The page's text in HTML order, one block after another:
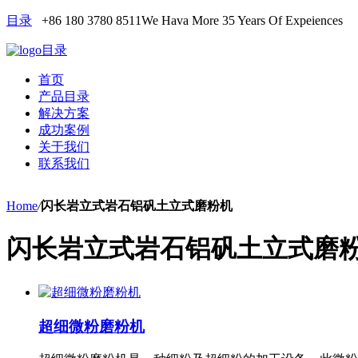
目录 +86 180 3780 8511We Hava More 35 Years Of Expeiences
目录
首页
产品目录
解决方案
成功案例
关于我们
联系我们
Home/闪长岩立式岩石铝矾土立式磨粉机
闪长岩立式岩石铝矾土立式磨
超细微粉磨粉机